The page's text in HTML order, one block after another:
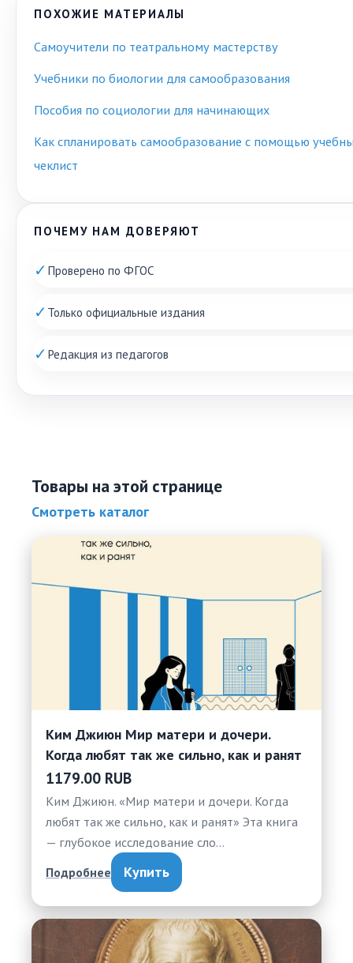
ПОХОЖИЕ МАТЕРИАЛЫ
Самоучители по театральному мастерству
Учебники по биологии для самообразования
Пособия по социологии для начинающих
Как спланировать самообразование с помощью
чеклист
ПОЧЕМУ НАМ ДОВЕРЯЮТ
✓ Проверено по ФГОС
✓ Только официальные издания
✓ Редакция из педагогов
Товары на этой странице
Смотреть каталог
Ким Джиюн Мир матери и дочери.
Когда любят так же сильно, как и ранят
1179.00 RUB
Ким Джиюн. «Мир матери и дочери. Когда
любят так же сильно, как и ранят» Эта книга
— глубокое исследование сло…
Подробнее Купить